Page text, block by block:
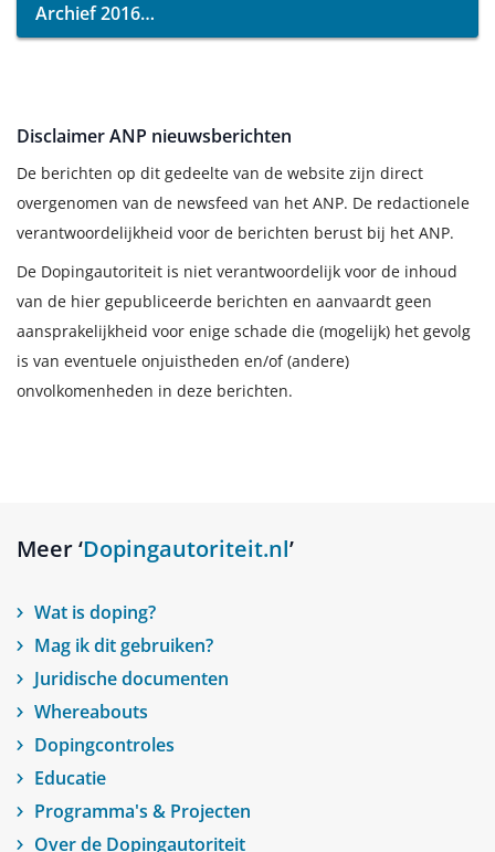
Archief 2016
Disclaimer ANP nieuwsberichten
De berichten op dit gedeelte van de website zijn direct
overgenomen van de newsfeed van het ANP. De redactionele
verantwoordelijkheid voor de berichten berust bij het ANP.
De Dopingautoriteit is niet verantwoordelijk voor de inhoud
van de hier gepubliceerde berichten en aanvaardt geen
aansprakelijkheid voor enige schade die (mogelijk) het gevolg
is van eventuele onjuistheden en/of (andere)
onvolkomenheden in deze berichten.
Meer ‘Dopingautoriteit.nl’
Wat is doping?
Mag ik dit gebruiken?
Juridische documenten
Whereabouts
Dopingcontroles
Educatie
Programma's & Projecten
Over de Dopingautoriteit